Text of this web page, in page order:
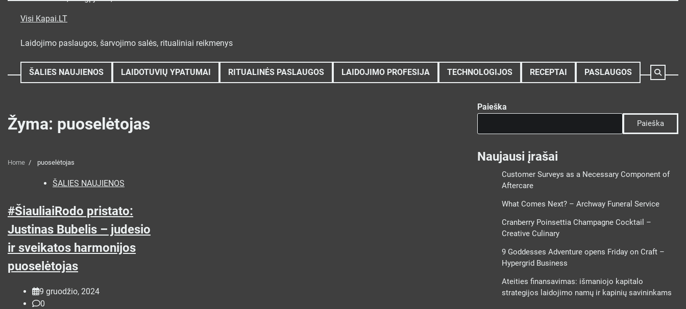
Visi Kapai.LT
Laidojimo paslaugos, šarvojimo salės, ritualiniai reikmenys
ŠALIES NAUJIENOS LAIDOTUVIŲ YPATUMAI RITUALINĖS PASLAUGOS LAIDOJIMO PROFESIJA TECHNOLOGIJOS RECEPTAI PASLAUGOS
Žyma: puoselėtojas
Home puoselėtojas
ŠALIES NAUJIENOS
#ŠiauliaiRodo pristato:
Justinas Bubelis – judesio
ir sveikatos harmonijos
puoselėtojas
9 gruodžio, 2024
0
Paieška
Paieška
Naujausi įrašai
Customer Surveys as a Necessary Component of
Aftercare
What Comes Next? – Archway Funeral Service
Cranberry Poinsettia Champagne Cocktail –
Creative Culinary
9 Goddesses Adventure opens Friday on Craft –
Hypergrid Business
Ateities finansavimas: išmaniojo kapitalo
strategijos laidojimo namų ir kapinių savininkams